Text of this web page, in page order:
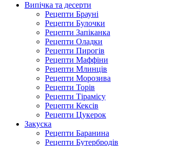
Випічка та десерти
Рецепти Брауні
Рецепти Булочки
Рецепти Запіканка
Рецепти Оладки
Рецепти Пирогів
Рецепти Маффіни
Рецепти Млинців
Рецепти Морозива
Рецепти Торів
Рецепти Тірамісу
Рецепти Кексів
Рецепти Цукерок
Закуска
Рецепти Баранина
Рецепти Бутербродів